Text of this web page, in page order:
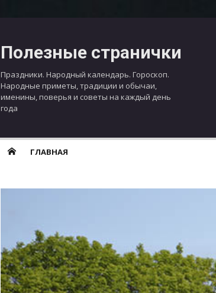
Полезные странички
Праздники. Народный календарь. Гороскоп.
Народные приметы, традиции и обычаи,
именины, поверья и советы на каждый день
года
ГЛАВНАЯ